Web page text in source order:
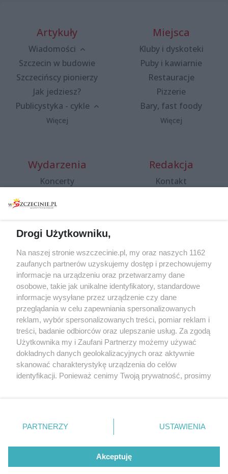
Artykuły
Wiadomości
Szczecin w budowie
Szczecińscy pionierzy
Jak jedziesz?
Publicystyka - cykle
Więcej
Miejsca
Kluby i dyskoteki
Puby i kawiarnie
Restauracje
Pizzerie
Bary, fast foody
Więcej
Wydarzenia
Koncerty
Spacery i oprowadzania
targi
Wernisaże
Więcej
Redakcja
Kontakt
Specjalny koncert z okazji
20. urodzin portalu
wSzczecinie.pl
Regulamin konkursów
śniadaniówka "Hej
Szczecin! Jest piątek!"
Partnerzy
Praca Szczecin
© 2026 wSzczecinie.pl
Created by GOD
Drogi Użytkowniku,
Na naszej stronie wszczecinie.pl, my oraz naszych 1162
zaufanych partnerów uzyskujemy dostęp i przechowujemy
informacje na urządzeniu oraz przetwarzamy dane
osobowe, takie jak unikalne identyfikatory, standardowe
informacje wysyłane przez urządzenie czy dane
przeglądania w celu zapewniania spersonalizowanych
reklam, wybór spersonalizowanych treści, pomiar reklam i
treści, badanie odbiorców oraz ulepszanie usług. Za zgodą
Użytkownika my i Zaufani Partnerzy możemy używać
dokładnych danych geolokalizacyjnych oraz aktywnie
skanować charakterystykę urządzenia do celów
identyfikacji. Ponieważ cenimy Twoją prywatność, prosimy
prywatności znajdujący się w lewym dolnym rogu strony
. Niektóre rodzaje przetwarzania danych nie wymagają
takiemu przetwarzaniu. Preferencje będą miały
zastosowania tylko na tej witrynie.
PARTNERZY USTAWIENIA
Akceptuję